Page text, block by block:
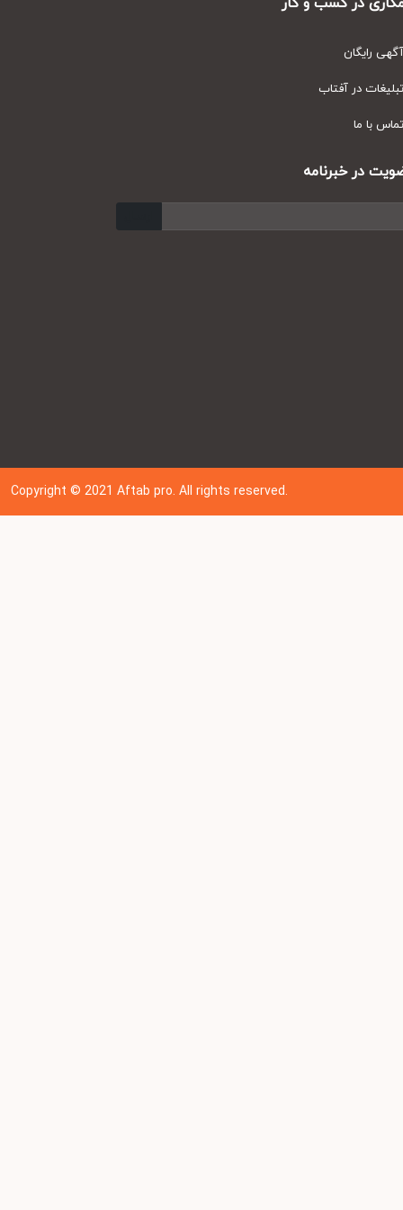
رایگان
در آفتاب
با ما
در خبرنامه
Copyright © 202 1Aftab pro. All rights reserved.